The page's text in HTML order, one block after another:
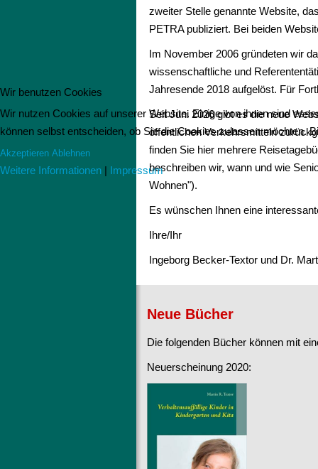
zweiter Stelle genannte Website,
PETRA publiziert. Bei beiden
Im November 2006 gründeten wir
wissenschaftliche und
Jahresende 2018 aufgelöst. Für
Seit Juni 2026 gibt es die neue
öffentlichen Verkehrsmitteln
finden Sie hier mehrere
beschreiben wir, wann und wie
Wohnen").
Es wünschen Ihnen eine
Ihre/Ihr
Ingeborg Becker-Textor und Dr.
Neue Bücher
Die folgenden Bücher können mit
Neuerscheinung 2020:
Wir benutzen Cookies
Wir nutzen Cookies auf unserer Website. Einige von ihnen sind
können selbst entscheiden, ob Sie die Cookies zulassen möchten.
Akzeptieren Ablehnen
Weitere Informationen | Impressum